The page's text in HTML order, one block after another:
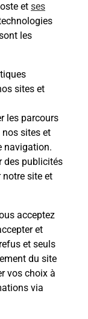
et ses
les
sites et
les parcours
sites et
navigation.
des publicités
notre site et
acceptez
et
et seuls
du site
vos choix à
via
09h30
Saint Jean